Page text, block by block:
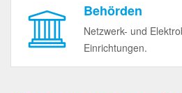
Behörden
Netzwerk- und
Einrichtungen.